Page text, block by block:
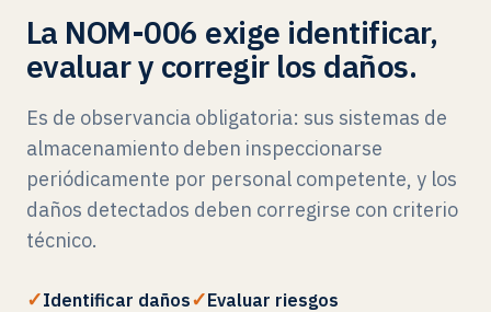
La NOM-006 exige identificar,
evaluar y corregir los daños.
Es de observancia obligatoria: sus sistemas de
almacenamiento deben inspeccionarse
periódicamente por personal competente, y los
daños detectados deben corregirse con criterio
técnico.
Identificar daños
Evaluar riesgos